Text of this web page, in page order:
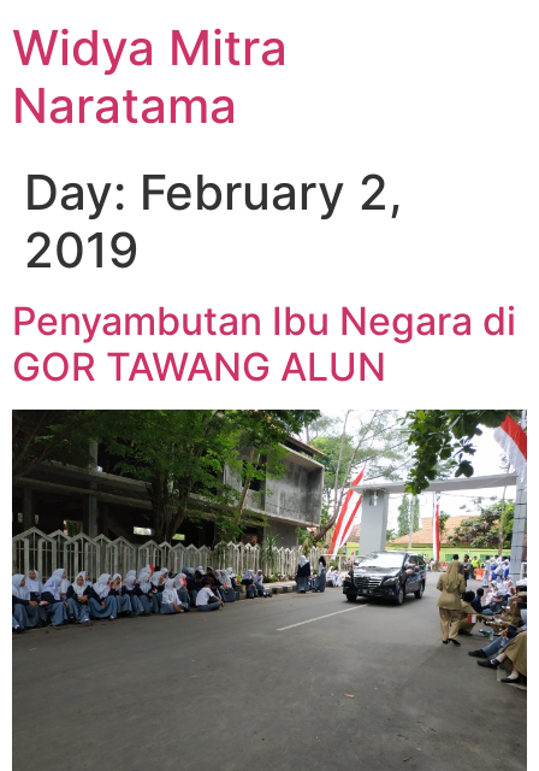
Widya Mitra
Naratama
Day: February 2,
2019
Penyambutan Ibu Negara di
GOR TAWANG ALUN